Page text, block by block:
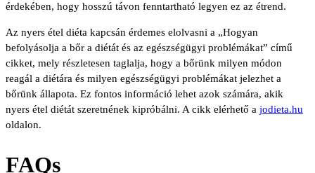
érdekében, hogy hosszú távon fenntartható legyen ez az étrend.
Az nyers étel diéta kapcsán érdemes elolvasni a „Hogyan
befolyásolja a bőr a diétát és az egészségügyi problémákat” című
cikket, mely részletesen taglalja, hogy a bőrünk milyen módon
reagál a diétára és milyen egészségügyi problémákat jelezhet a
bőrünk állapota. Ez fontos információ lehet azok számára, akik
nyers étel diétát szeretnének kipróbálni. A cikk elérhető a jodieta.hu
oldalon.
FAQs